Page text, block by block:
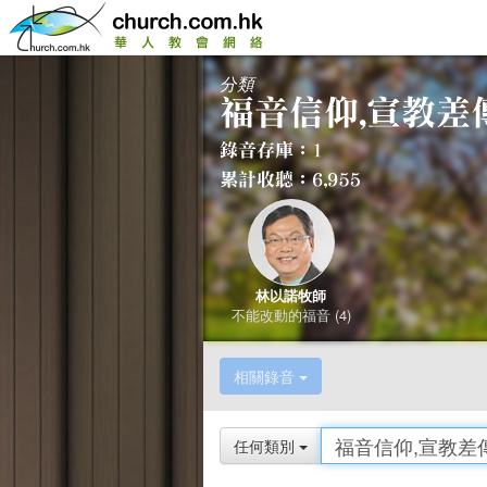
分類
林以諾牧師
不能改動的福音 (4)
相關錄音
任何類別